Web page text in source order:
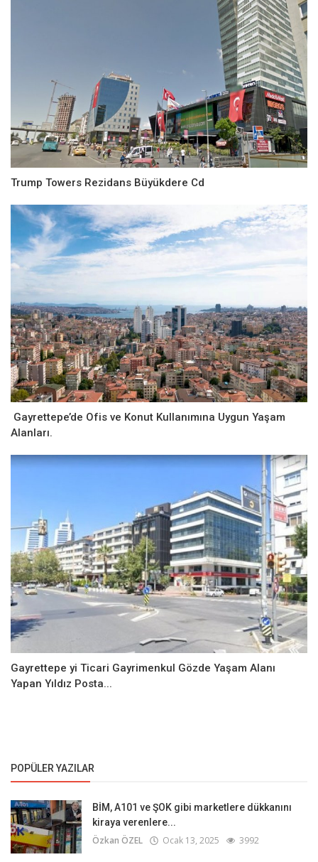
Trump Towers Rezidans Büyükdere Cd
Gayrettepe’de Ofis ve Konut Kullanımına Uygun Yaşam
Alanları.
Gayrettepe yi Ticari Gayrimenkul Gözde Yaşam Alanı
Yapan Yıldız Posta...
POPÜLER YAZILAR
BİM, A101 ve ŞOK gibi marketlere dükkanını
kiraya verenlere...
Özkan ÖZEL Ocak 13, 2025 3992